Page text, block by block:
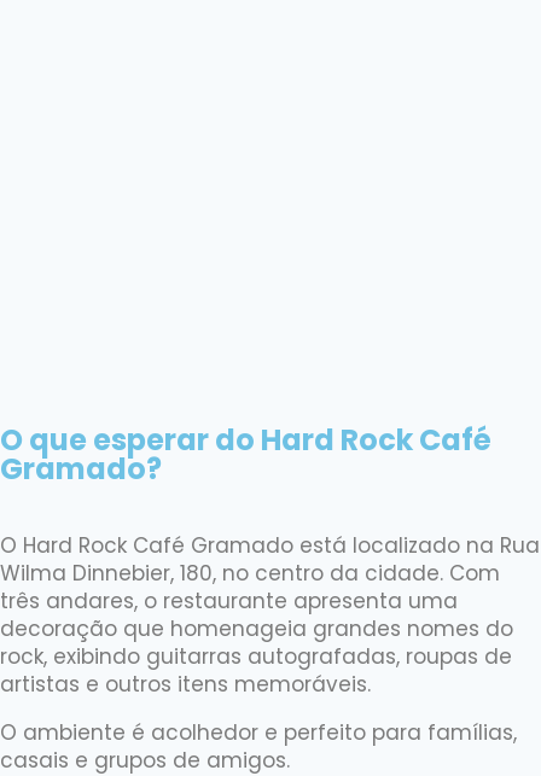
O que esperar do Hard Rock Café
Gramado?
O Hard Rock Café Gramado está localizado na Rua
Wilma Dinnebier, 180, no centro da cidade. Com
três andares, o restaurante apresenta uma
decoração que homenageia grandes nomes do
rock, exibindo guitarras autografadas, roupas de
artistas e outros itens memoráveis.
O ambiente é acolhedor e perfeito para famílias,
casais e grupos de amigos.